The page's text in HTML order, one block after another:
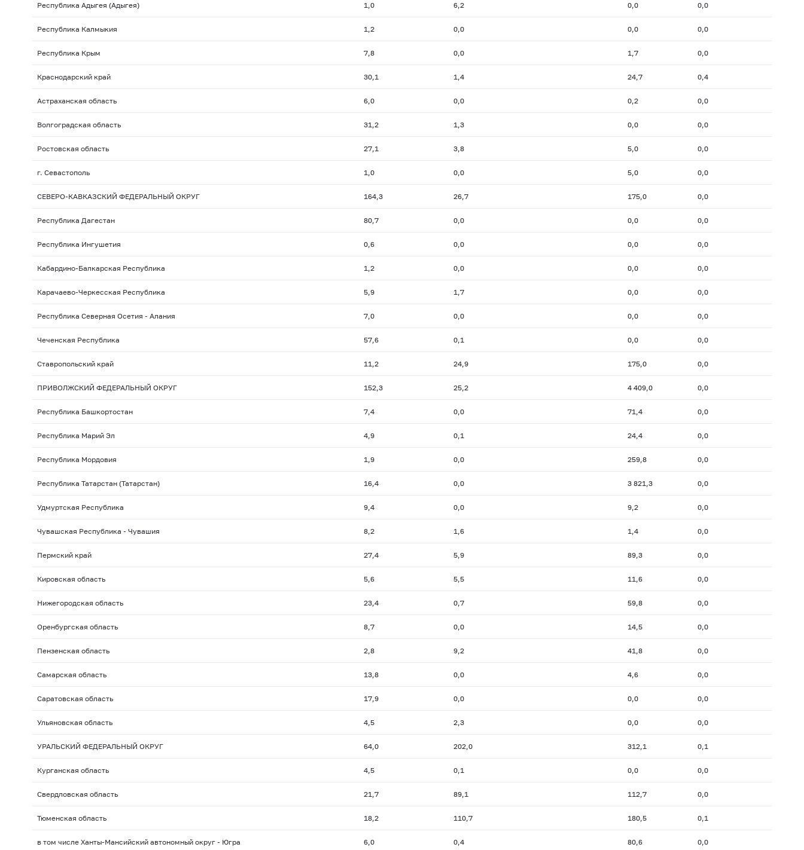
Республика Адыгея (Адыгея) 1,0 6,2 0,0 0,0
Республика Калмыкия 1,2 0,0 0,0 0,0
Республика Крым 7,8 0,0 1,7 0,0
Краснодарский край 30,1 1,4 24,7 0,4
Астраханская область 6,0 0,0 0,2 0,0
Волгоградская область 31,2 1,3 0,0 0,0
Ростовская область 27,1 3,8 5,0 0,0
г. Севастополь 1,0 0,0 5,0 0,0
СЕВЕРО-КАВКАЗСКИЙ ФЕДЕРАЛЬНЫЙ ОКРУГ 164,3 26,7 175,0 0,0
Республика Дагестан 80,7 0,0 0,0 0,0
Республика Ингушетия 0,6 0,0 0,0 0,0
Кабардино-Балкарская Республика 1,2 0,0 0,0 0,0
Карачаево-Черкесская Республика 5,9 1,7 0,0 0,0
Республика Северная Осетия - Алания 7,0 0,0 0,0 0,0
Чеченская Республика 57,6 0,1 0,0 0,0
Ставропольский край 11,2 24,9 175,0 0,0
ПРИВОЛЖСКИЙ ФЕДЕРАЛЬНЫЙ ОКРУГ 152,3 25,2 4 409,0 0,0
Республика Башкортостан 7,4 0,0 71,4 0,0
Республика Марий Эл 4,9 0,1 24,4 0,0
Республика Мордовия 1,9 0,0 259,8 0,0
Республика Татарстан (Татарстан) 16,4 0,0 3 821,3 0,0
Удмуртская Республика 9,4 0,0 9,2 0,0
Чувашская Республика - Чувашия 8,2 1,6 1,4 0,0
Пермский край 27,4 5,9 89,3 0,0
Кировская область 5,6 5,5 11,6 0,0
Нижегородская область 23,4 0,7 59,8 0,0
Оренбургская область 8,7 0,0 14,5 0,0
Пензенская область 2,8 9,2 41,8 0,0
Самарская область 13,8 0,0 4,6 0,0
Саратовская область 17,9 0,0 0,0 0,0
Ульяновская область 4,5 2,3 0,0 0,0
УРАЛЬСКИЙ ФЕДЕРАЛЬНЫЙ ОКРУГ 64,0 202,0 312,1 0,1
Курганская область 4,5 0,1 0,0 0,0
Свердловская область 21,7 89,1 112,7 0,0
Тюменская область 18,2 110,7 180,5 0,1
в том числе Ханты-Мансийский автономный округ - Югра 6,0 0,4 80,6 0,0